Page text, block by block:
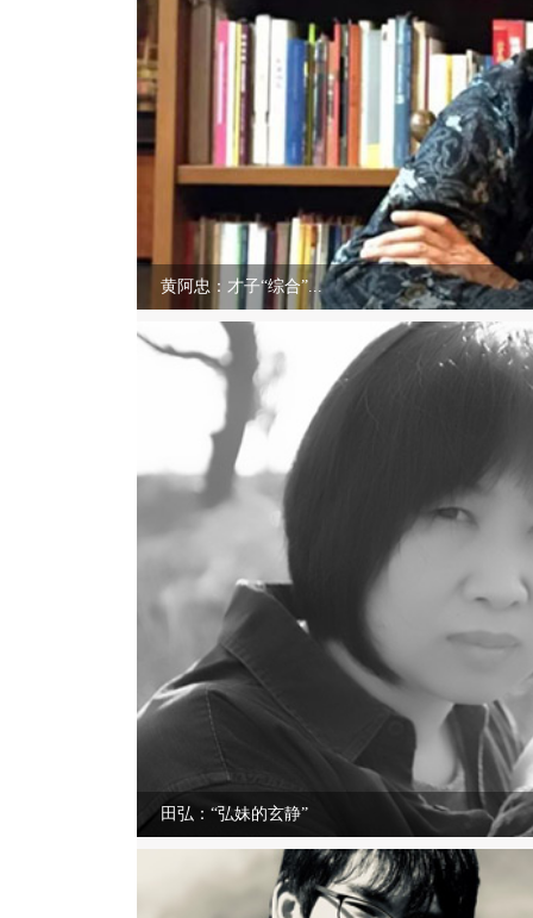
黄阿忠：才子“综合”...
田弘：“弘妹的玄静”